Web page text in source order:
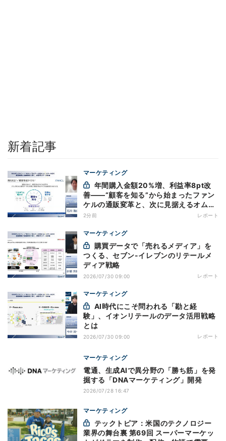
新着記事
マーケティング
善——“顧客を知る”から始まったファン
ケルの通販変革と、次に見据えるオムニ
チャネル
2分前 レポート
マーケティング
つくる、セブン-イレブンのリテールメ
ディア戦略
2026/07/30 09:00 レポート
マーケティング
験」、イオンリテールのデータ活用戦略
とは
2026/07/30 09:00 レポート
マーケティング
電通、生成AIで異分野の「勝ち筋」を発
掘する「DNAマーケティング」開発
2026/07/28 16:47
マーケティング
業界の舞台裏 第69回 スーパーマーケッ